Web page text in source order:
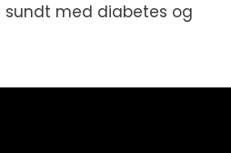
sundt med diabetes og